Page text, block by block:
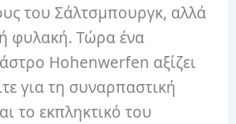
του Σάλτσμπουργκ, αλλά
φυλακή. Τώρα ένα
Hohenwerfen αξίζει
για τη συναρπαστική
το εκπληκτικό του